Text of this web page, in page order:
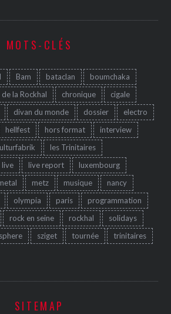
MOTS-CLÉS
Bam bataclan
boumchaka
la Rockhal
chronique
cigale
divan du monde dossier
electro
hellfest hors format
interview
les Trinitaires
live live report
luxembourg
metz musique
nancy
olympia paris
programmation
rock en seine rockhal
solidays
sziget tournée
trinitaires
SITEMAP